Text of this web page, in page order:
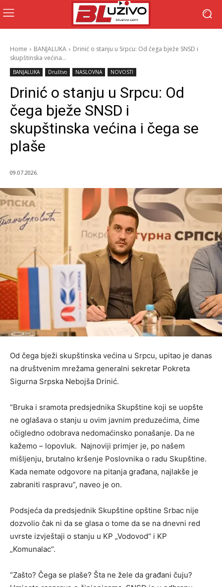
Home BANJALUKA
Drinić o stanju u Srpcu: Od čega bježe SNSD i
skupštinska većina...
BANJALUKA Društvo NASLOVNA NOVOSTI
Drinić o stanju u Srpcu: Od
čega bježe SNSD i
skupštinska većina i čega se
plaše
09.07.2026.
Od čega bježi skupštinska većina u Srpcu, upitao je danas
na društvenim mrežama generalni sekretar Pokreta
Sigurna Srpska Nebojša Drinić.
“Bruka i sramota predsjednika Skupštine koji se uopšte
ne oglašava o stanju u ovim javnim preduzećima, čime
očigledno odobrava nedomaćinsko ponašanje. Da ne
kažemo – lopovluk. Najnoviji primjer je, po našem
mišljenju, brutalno kršenje Poslovnika o radu Skupštine.
Kada nemate odgovore na pitanja građana, najlakše je
zabraniti raspravu”, naveo je on.
Podsjeća da predsjednik Skupštine opštine Srbac nije
dozvolio čak ni da se glasa o tome da se na dnevni red
uvrste izvještaji o stanju u KP „Vodovod“ i KP
„Komunalac“.
“Zašto? Čega se plaše? Šta ne žele da građani čuju?